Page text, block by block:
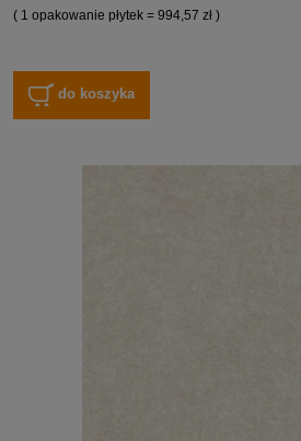
( 1 opakowanie płytek = 994,57 zł )
do koszyka